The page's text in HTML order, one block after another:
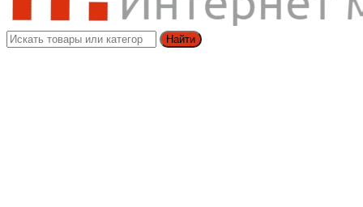
Найти